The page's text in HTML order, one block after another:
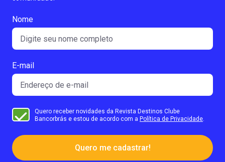
Nome
E-mail
Quero receber novidades da Revista Destinos Clube
Bancorbrás e estou de acordo com a Política de Privacidade.
Quero me cadastrar!